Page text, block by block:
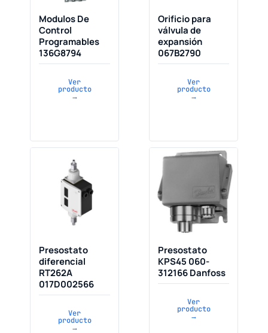
Modulos De
Control
Programables
136G8794
Ver
producto
→
Orificio para
válvula de
expansión
067B2790
Ver
producto
→
Presostato
diferencial
RT262A
017D002566
Ver
producto
→
Presostato
KPS45 060-
312166 Danfoss
Ver
producto
→